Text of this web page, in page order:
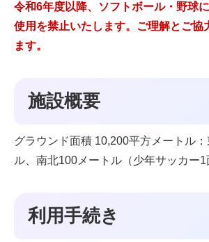
令和6年度以降、ソフトボール・野球
使用を禁止いたします。ご理解とご協
ます。
施設概要
グラウンド面積 10,200平方メートル：
ル、南北100メートル（少年サッカー1
利用手続き